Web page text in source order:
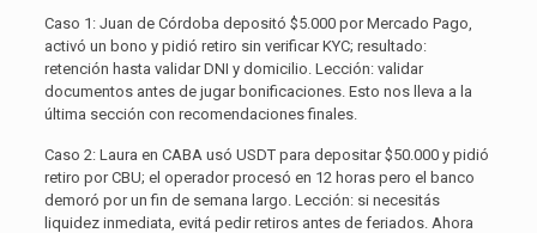
Caso 1: Juan de Córdoba depositó $5.000 por Mercado Pago,
activó un bono y pidió retiro sin verificar KYC; resultado:
retención hasta validar DNI y domicilio. Lección: validar
documentos antes de jugar bonificaciones. Esto nos lleva a la
última sección con recomendaciones finales.
Caso 2: Laura en CABA usó USDT para depositar $50.000 y pidió
retiro por CBU; el operador procesó en 12 horas pero el banco
demoró por un fin de semana largo. Lección: si necesitás
liquidez inmediata, evitá pedir retiros antes de feriados. Ahora